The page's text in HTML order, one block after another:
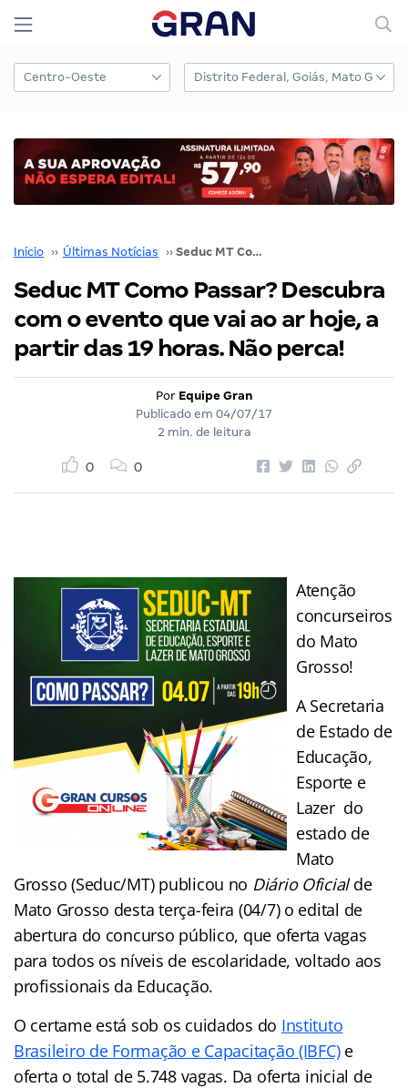
Início ›› Últimas Notícias ›› Seduc MT Como Passar? Descubra com o evento que vai ao ar hoje, a partir das 19 horas. Não perca!
Seduc MT Como Passar? Descubra
com o evento que vai ao ar hoje, a
partir das 19 horas. Não perca!
Por Equipe Gran
Publicado em 04/07/17
2 min. de leitura
0 0
Atenção
concurseiros
do Mato
Grosso!
A Secretaria
de Estado de
Educação,
Esporte e
Lazer do
estado de
Mato
Grosso (Seduc/MT) publicou no Diário Oficialde
Mato Grosso desta terça-feira (04/7) o edital de
abertura do concurso público, que oferta vagas
para todos os níveis de escolaridade, voltado aos
profissionais da Educação.
O certame está sob os cuidados do Instituto
Brasileiro de Formação e Capacitação (IBFC)e
oferta o total de 5.748 vagas. Da oferta inicial de